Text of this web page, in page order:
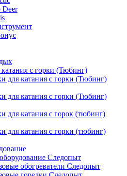
Deer
с горки (Тюбинг)
для катания с горки (Тюбинг)
для катания с горки (Тюбинг)
для катания с горок (тюбинг)
для катания с горки (тюбинг)
Следопыт
обогреватели Следопыт